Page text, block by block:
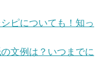
ピについても！知っ
文例は？いつまでに